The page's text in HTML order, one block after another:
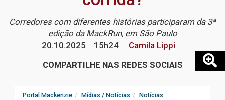
Corredores com diferentes histórias participaram da 3ª
edição da MackRun, em São Paulo
20.10.2025
15h24
Camila Lippi
COMPARTILHE NAS REDES SOCIAIS
Portal Mackenzie Mídias / Notícias
Notícias